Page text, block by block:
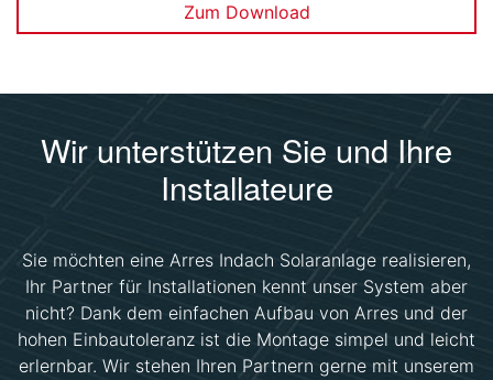
Zum Download
Wir unterstützen Sie und Ihre
Installateure
Sie möchten eine Arres Indach Solaranlage realisieren,
Ihr Partner für Installationen kennt unser System aber
nicht? Dank dem einfachen Aufbau von Arres und der
hohen Einbautoleranz ist die Montage simpel und leicht
erlernbar. Wir stehen Ihren Partnern gerne mit unserem